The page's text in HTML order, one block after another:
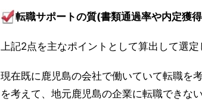
転職サポートの質(書類通過率や内定獲
上記2点を主なポイントとして算出して選定
現在既に鹿児島の会社で働いていて転職を
を考えて、地元鹿児島の企業に転職できな